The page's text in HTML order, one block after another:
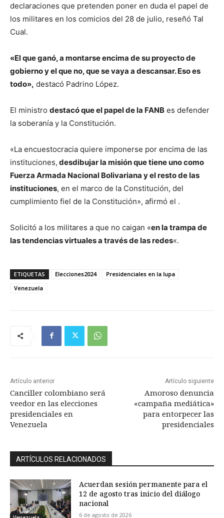
declaraciones que pretenden poner en duda el papel de
los militares en los comicios del 28 de julio, reseñó Tal
Cual.
«El que ganó, a montarse encima de su proyecto de
gobierno y el que no, que se vaya a descansar. Eso es
todo», destacó Padrino López.
El ministro destacó que el papel de la FANB es defender
la soberanía y la Constitución.
«La encuestocracia quiere imponerse por encima de las
instituciones, desdibujar la misión que tiene uno como
Fuerza Armada Nacional Bolivariana y el resto de las
instituciones, en el marco de la Constitución, del
cumplimiento fiel de la Constitución», afirmó el .
Solicitó a los militares a que no caigan «en la trampa de
las tendencias virtuales a través de las redes«.
ETIQUETAS Elecciones2024
Presidenciales en la lupa
Venezuela
Artículo anterior
Canciller colombiano será
veedor en las elecciones
presidenciales en
Venezuela
Artículo siguiente
Amoroso denuncia
«campaña mediática»
para entorpecer las
presidenciales
ARTÍCULOS RELACIONADOS
Acuerdan sesión permanente para el
12 de agosto tras inicio del diálogo
nacional
6 de agosto de 2026